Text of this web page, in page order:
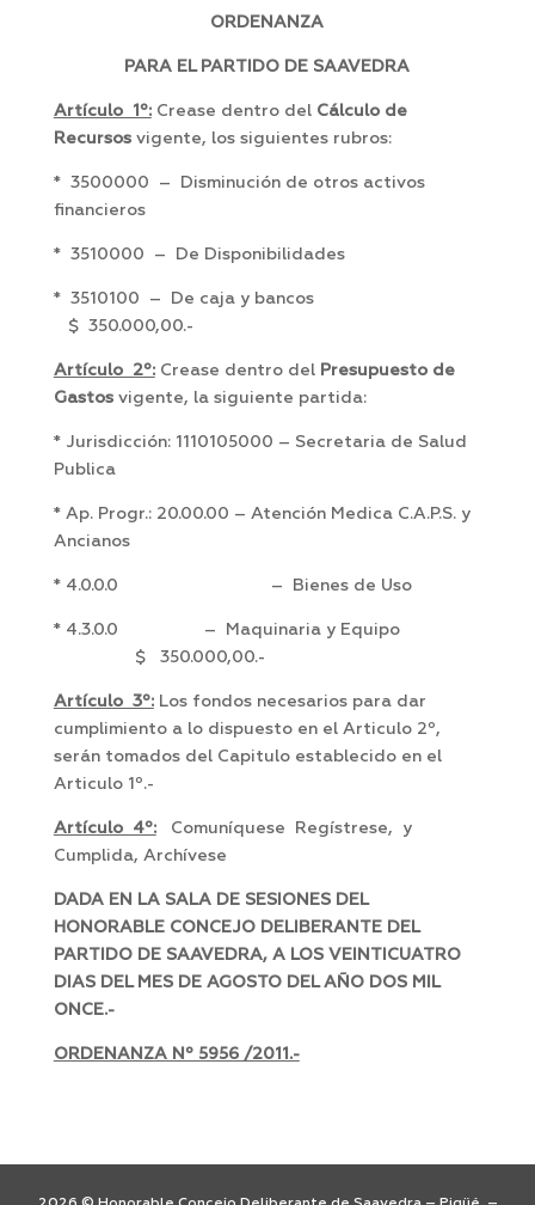
ORDENANZA
PARA EL PARTIDO DE SAAVEDRA
Artículo 1º:Crease dentro del Cálculo de
Recursosvigente, los siguientes rubros:
* 3500000 – Disminución de otros activos
financieros
* 3510000 – De Disponibilidades
* 3510100 – De caja y bancos
$ 350.000,00.-
Artículo 2º:Crease dentro del Presupuesto de
Gastosvigente, la siguiente partida:
* Jurisdicción: 1110105000 – Secretaria de Salud
Publica
* Ap. Progr.: 20.00.00 – Atención Medica C.A.P.S. y
Ancianos
* 4.0.0.0 – Bienes de Uso
* 4.3.0.0 – Maquinaria y Equipo
$ 350.000,00.-
Artículo 3º:Los fondos necesarios para dar
cumplimiento a lo dispuesto en el Articulo 2º,
serán tomados del Capitulo establecido en el
Articulo 1º.-
Artículo 4º:Comuníquese Regístrese, y
Cumplida, Archívese
DADA EN LA SALA DE SESIONES DEL
HONORABLE CONCEJO DELIBERANTE DEL
PARTIDO DE SAAVEDRA, A LOS VEINTICUATRO
DIAS DEL MES DE AGOSTO DEL AÑO DOS MIL
ONCE.-
ORDENANZA Nº 5956 /2011.-